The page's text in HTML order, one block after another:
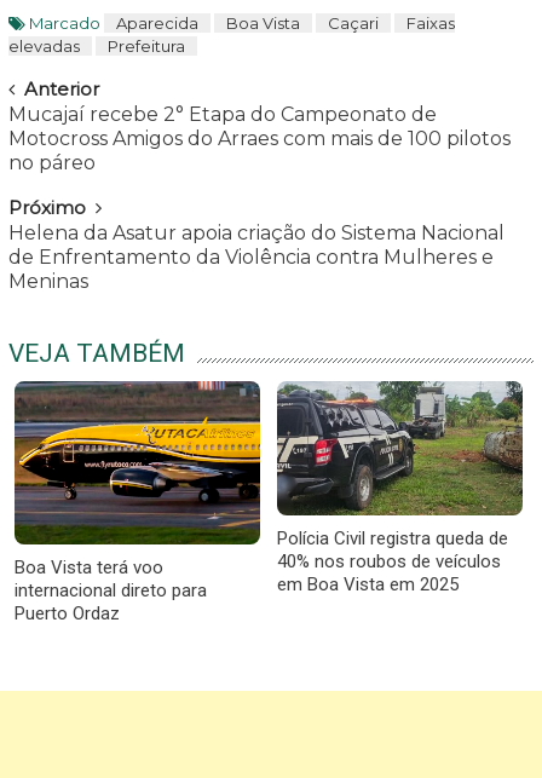
Marcado Aparecida Boa Vista Caçari
Faixas
elevadas
Prefeitura
Navegar
Anterior
Mucajaí recebe 2° Etapa do Campeonato de
Motocross Amigos do Arraes com mais de 100 pilotos
no páreo
Próximo
Helena da Asatur apoia criação do Sistema Nacional
de Enfrentamento da Violência contra Mulheres e
Meninas
VEJA TAMBÉM
Boa Vista terá voo
internacional direto para
Puerto Ordaz
Polícia Civil registra queda de
40% nos roubos de veículos
em Boa Vista em 2025